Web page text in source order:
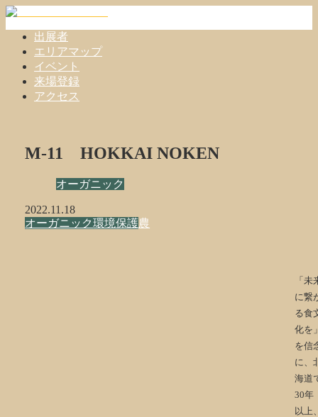
出展者
エリアマップ
イベント
来場登録
アクセス
M-11 HOKKAI NOKEN
オーガニック
2022.11.18
オーガニック環境保護農
「未
に繋
る食
化を
を信
に、
海道
30年
以上